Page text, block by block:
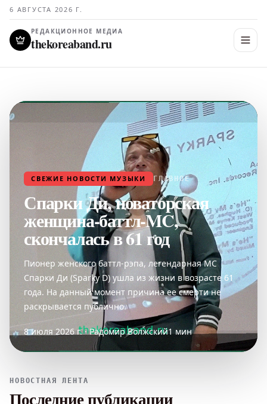
6 АВГУСТА 2026 Г.
РЕДАКЦИОННОЕ МЕДИА
thekoreaband.ru
СВЕЖИЕ НОВОСТИ МУЗЫКИ ГЛАВНОЕ
Спарки Ди, новаторская
женщина-баттл-MC,
скончалась в 61 год
Пионер женского баттл-рэпа, легендарная MC
Спарки Ди (Sparky D) ушла из жизни в возрасте 61
года. На данный момент причина ее смерти не
раскрывается публично.
8 июля 2026 г. · Радомир Волжский1 мин
НОВОСТНАЯ ЛЕНТА
Последние публикации